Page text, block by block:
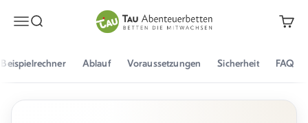
Menü
Suche TAU Abenteuerbetten
Beispielrechner Ablauf Voraussetzungen Sicherheit FAQ